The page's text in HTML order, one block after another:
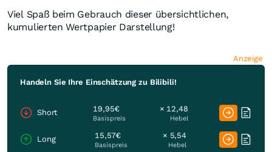
Viel Spaß beim Gebrauch dieser übersichtlichen,
kumulierten Wertpapier Darstellung!
Anzeige
Handeln Sie Ihre Einschätzung zu Bilibili!
Short 19,95€
Basispreis
× 12,48
Hebel
Long 15,57€
Basispreis
× 5,54
Hebel